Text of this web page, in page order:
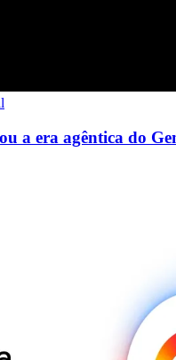
a era agêntica do